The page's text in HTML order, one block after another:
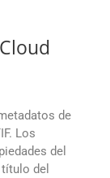
de
Los
del
del